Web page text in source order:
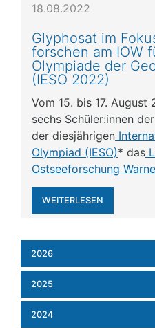
18.08.2022
Glyphosat im
forschen am IOW
Olympiade der
(IESO 2022)
Vom 15. bis 17.
sechs Schüler:innen
der diesjährigen
Olympiad (IESO)* das
Ostseeforschung
WEITERLESEN
2026
2025
2024